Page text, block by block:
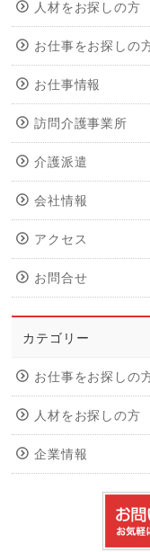
人材をお探しの方
お仕事をお探しの
お仕事情報
訪問介護事業所
介護派遣
会社情報
アクセス
お問合せ
カテゴリー
お仕事をお探しの
人材をお探しの方
企業情報